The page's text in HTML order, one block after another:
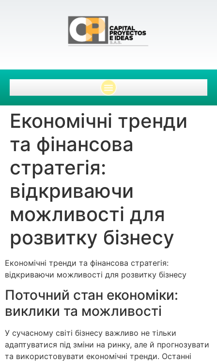
Економічні тренди
та фінансова
стратегія:
відкриваючи
можливості для
розвитку бізнесу
Економічні тренди та фінансова стратегія:
відкриваючи можливості для розвитку бізнесу
Поточний стан економіки:
виклики та можливості
У сучасному світі бізнесу важливо не тільки
адаптуватися під зміни на ринку, але й прогнозувати
та використовувати економічні тренди. Останні